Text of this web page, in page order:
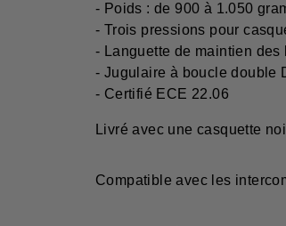
- Poids : de 900 à 1.050
- Trois pressions pour
- Languette de maintien des
- Jugulaire à boucle double
- Certifié ECE 22.06
Livré avec une casquette
Compatible avec les